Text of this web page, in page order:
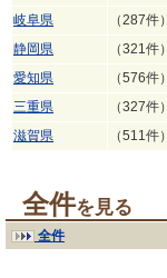
岐阜県
（287件）
静岡県
（321件）
愛知県
（576件）
三重県
（327件）
滋賀県
（511件）
全件を見る
全件